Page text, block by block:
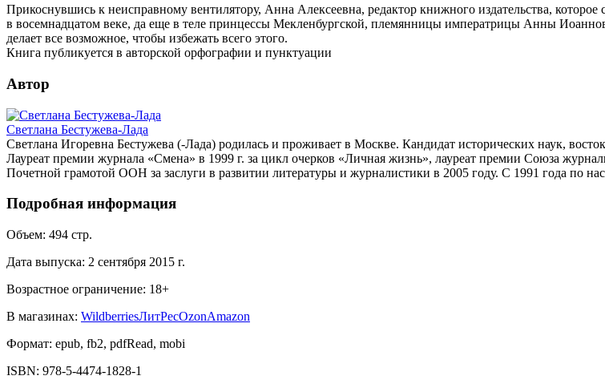
Прикоснувшись к неисправному вентилятору, Анна Алексеевна, редактор книжного издательства,
в восемнадцатом веке, да еще в теле принцессы Мекленбургской, племянницы императрицы Анны
делает все возможное, чтобы избежать всего этого.
Книга публикуется в авторской орфографии и пунктуации
Автор
Светлана Бестужева-Лада
Светлана Игоревна Бестужева (-Лада) родилась и проживает в Москве. Кандидат исторических наук,
Лауреат премии журнала «Смена» в 1999 г. за цикл очерков «Личная жизнь», лауреат премии Союза
Почетной грамотой ООН за заслуги в развитии литературы и журналистики в 2005 году. С 1991 года по
Подробная информация
Объем: 494 стр.
Дата выпуска: 2 сентября 2015 г.
Возрастное ограничение: 18+
В магазинах: WildberriesЛитРесOzonAmazon
Формат: epub, fb2, pdfRead, mobi
ISBN: 978-5-4474-1828-1